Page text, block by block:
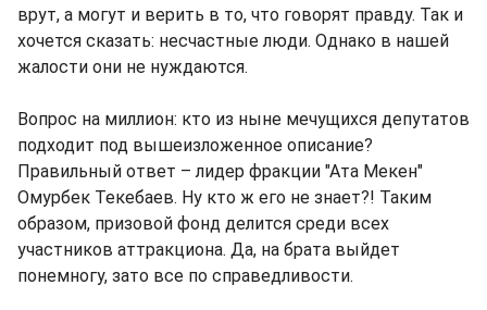
врут, а могут и верить в то, что говорят правду. Так и
хочется сказать: несчастные люди. Однако в нашей
жалости они не нуждаются.
Вопрос на миллион: кто из ныне мечущихся депутатов
подходит под вышеизложенное описание?
Правильный ответ – лидер фракции "Ата Мекен"
Омурбек Текебаев. Ну кто ж его не знает?! Таким
образом, призовой фонд делится среди всех
участников аттракциона. Да, на брата выйдет
понемногу, зато все по справедливости.